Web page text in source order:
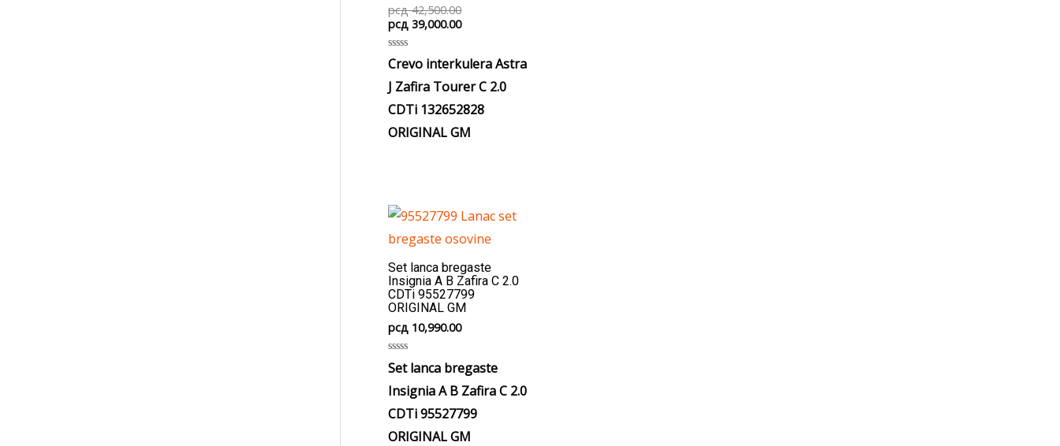
рсд42,500.00Original
price
рсд 39,000.00Current
рсд 39,000.00.
Rated
0
out
of
Crevo interkulera Astra
J Zafira Tourer C 2.0
CDTi 132652828
ORIGINAL GM
Set lanca bregaste
Insignia A B Zafira C 2.0
CDTi 95527799
ORIGINAL GM
рсд 10,990.00
Rated
0
of
Set lanca bregaste
Insignia A B Zafira C 2.0
CDTi 95527799
ORIGINAL GM